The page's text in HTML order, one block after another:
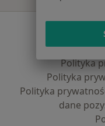
Polityka
Polityka
Polityka
dane